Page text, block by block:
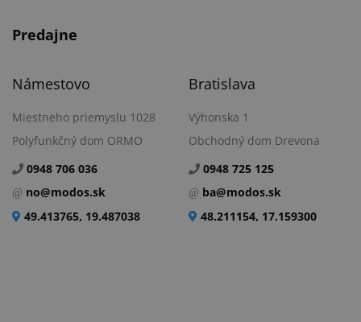
Predajne
Námestovo
Miestneho priemyslu 1028
Polyfunkčný dom ORMO
0948 706 036
no@modos.sk
49.413765, 19.487038
Bratislava
Výhonska 1
Obchodný dom Drevona
0948 725 125
ba@modos.sk
48.211154, 17.159300